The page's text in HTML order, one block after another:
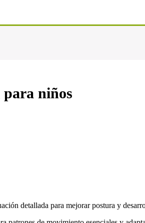
para niños
detallada para mejorar postura y